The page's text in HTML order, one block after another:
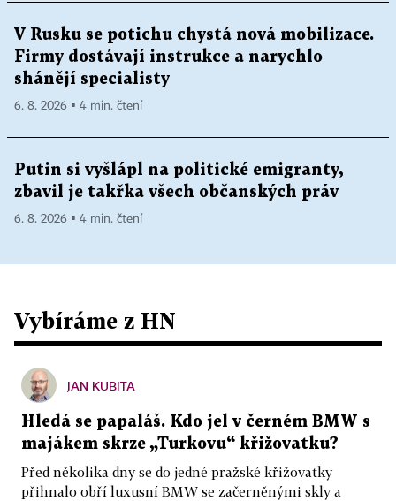
V Rusku se potichu chystá nová mobilizace.
Firmy dostávají instrukce a narychlo
shánějí specialisty
6. 8. 2026 ▪ 4 min. čtení
Putin si vyšlápl na politické emigranty,
zbavil je takřka všech občanských práv
6. 8. 2026 ▪ 4 min. čtení
Vybíráme z HN
JAN KUBITA
Hledá se papaláš. Kdo jel v černém BMW s
majákem skrze „Turkovu“ křižovatku?
Před několika dny se do jedné pražské křižovatky
přihnalo obří luxusní BMW se začerněnými skly a